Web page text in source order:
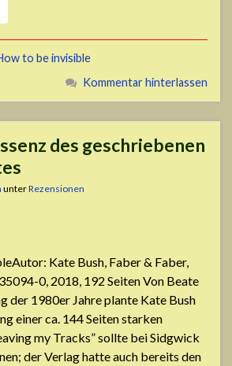
to be invisible
Kommentar hinterlassen
des geschriebenen
unterRezensionen
Kate Bush, Faber & Faber,
0, 2018, 192 Seiten Von Beate
der 1980er Jahre plante Kate Bush
einer ca. 144 Seiten starken
my Tracks” sollte bei Sidgwick
der Verlag hatte auch bereits den